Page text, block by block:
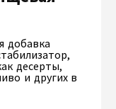
добавка
десерты,
и других в